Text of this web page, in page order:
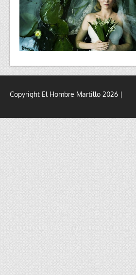
Copyright El Hombre Martillo 2026 |